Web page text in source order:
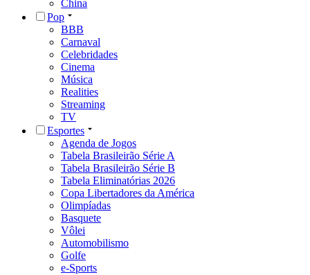
China
Pop
BBB
Carnaval
Celebridades
Cinema
Música
Realities
Streaming
TV
Esportes
Agenda de Jogos
Tabela Brasileirão Série A
Tabela Brasileirão Série B
Tabela Eliminatórias 2026
Copa Libertadores da América
Olimpíadas
Basquete
Vôlei
Automobilismo
Golfe
e-Sports